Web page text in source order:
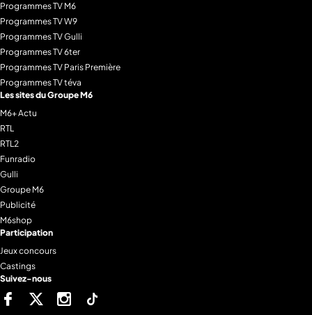
Programmes TV M6
Programmes TV W9
Programmes TV Gulli
Programmes TV 6ter
Programmes TV Paris Première
Programmes TV téva
Les sites du Groupe M6
M6+ Actu
RTL
RTL2
Funradio
Gulli
Groupe M6
Publicité
M6shop
Participation
Jeux concours
Castings
Suivez-nous
FacebookTwitter Instagram